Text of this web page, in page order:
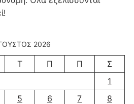
2026
Τ Π Π
Σ
1
5 6 7
8